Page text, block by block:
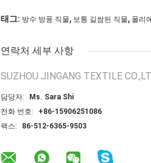
태그: 방수 방풍 직물, 보통 길쌈된 직물, 폴리
연락처 세부 사항
SUZHOU JINGANG TEXTILE
담당자:
Ms. Sara Shi
전화 번호:
+86-15906251086
팩스:
86-512-6365-9503